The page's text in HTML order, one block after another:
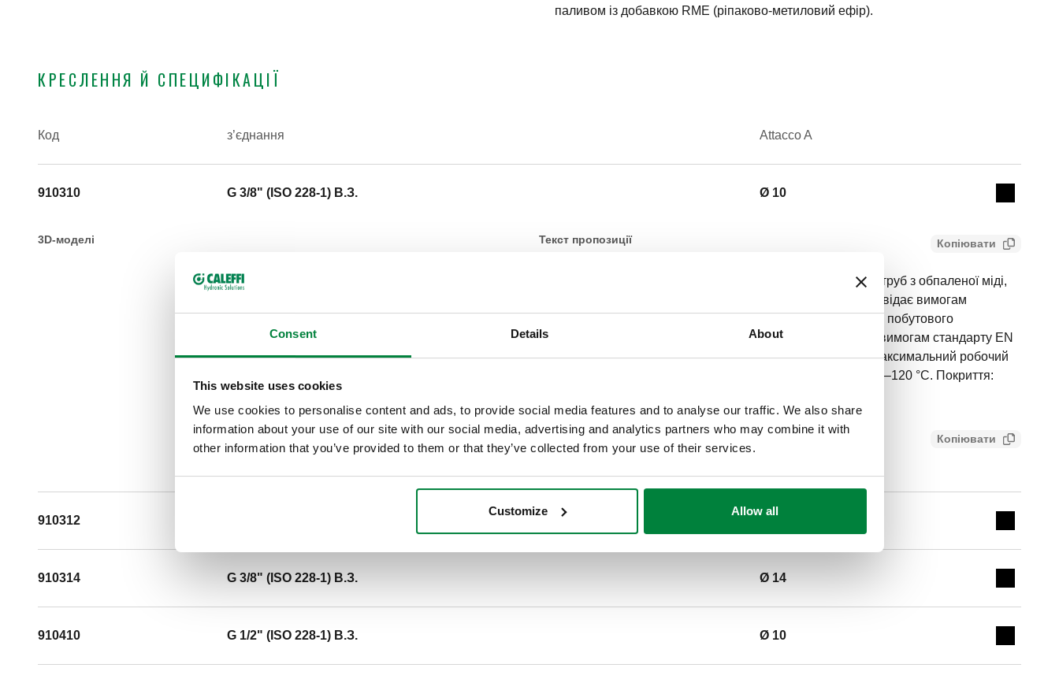
Consent Details About
This website uses cookies
We use cookies to personalise content and ads, to provide social media features and to analyse our traffic. We also share
information about your use of our site with our social media, advertising and analytics partners who may combine it with
other information that you’ve provided to them or that they’ve collected from your use of their services.
Customize Allow all
паливом із добавкою RME (ріпаково-метиловий ефір).
КРЕСЛЕННЯ Й СПЕЦИФІКАЦІЇ
Код з’єднання
Attacco A
910310 G 3/8" (ISO 228-1) B.З. Ø 10
Collapse
3D-моделі Текст пропозиції Копіювати
CALEFFI, 910310. фітинг із внутрішніми з’єднаннями. Для труб з обпаленої міді,
твердої міді, латуні, м’якої сталі й нержавіючої сталі. Відповідає вимогам
стандарту UNI EN 1254-4 Для гідравлічних систем і систем побутового
водопостачання (чорне ущільнювальне кільце відповідає вимогам стандарту EN
681.1). з’єднання: G 3/8" (ISO 228-1) B.З.. attacco A: Ø 10. Максимальний робочий
тиск: 16 bar. Діапазон значень температури теплоносія: -25–120 °C. Покриття:
Код SCIP
fbe06aa5-b16f-44f8-a3a3-863638c23303
Копіювати
910312
Expand
910314 G 3/8" (ISO 228-1) B.З. Ø 14
Expand
910410 G 1/2" (ISO 228-1) B.З. Ø 10
Expand